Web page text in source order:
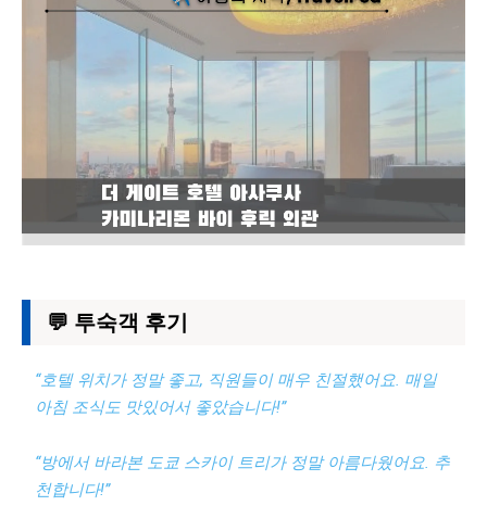
💬 투숙객 후기
“호텔 위치가 정말 좋고, 직원들이 매우 친절했어요. 매일
아침 조식도 맛있어서 좋았습니다!”
“방에서 바라본 도쿄 스카이 트리가 정말 아름다웠어요. 추
천합니다!”